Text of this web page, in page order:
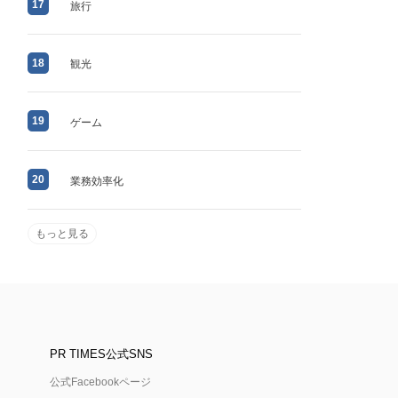
17 旅行
18 観光
19 ゲーム
20 業務効率化
もっと見る
PR TIMES公式SNS
公式Facebookページ